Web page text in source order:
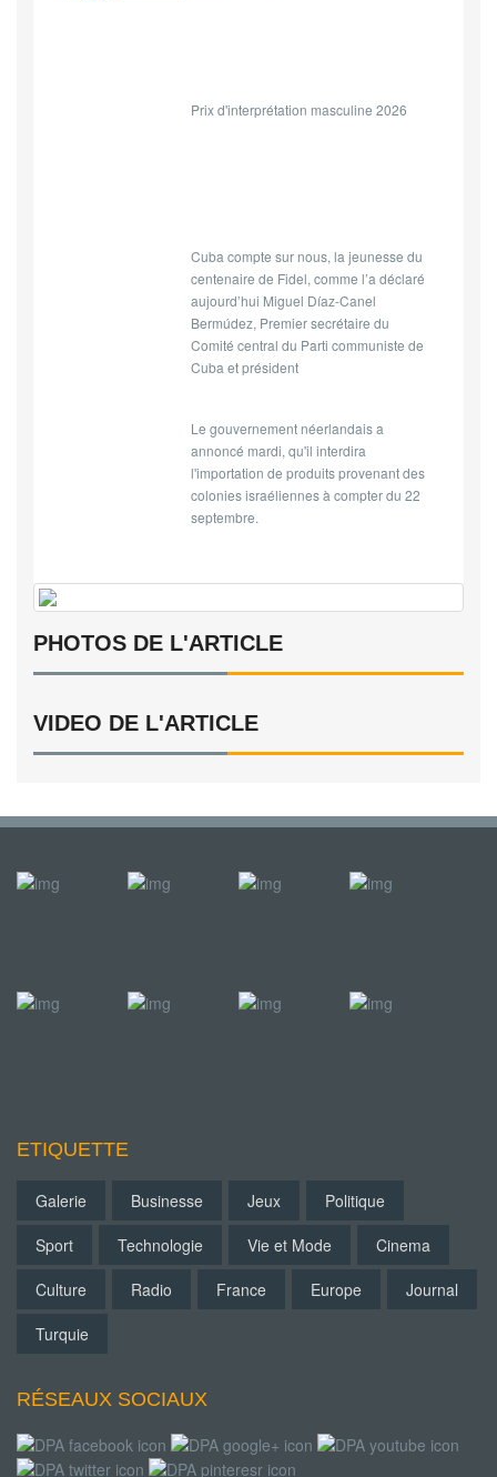
Prix d'interprétation masculine 2026
Cuba compte sur nous, la jeunesse du
centenaire de Fidel, comme l’a déclaré
aujourd’hui Miguel Díaz-Canel
Bermúdez, Premier secrétaire du
Comité central du Parti communiste de
Cuba et président
Le gouvernement néerlandais a
annoncé mardi, qu'il interdira
l'importation de produits provenant des
colonies israéliennes à compter du 22
septembre.
PHOTOS DE L'ARTICLE
VIDEO DE L'ARTICLE
ETIQUETTE
Galerie Businesse Jeux
Politique
Sport
Technologie Vie et Mode
Cinema
Culture
Radio France Europe
Journal
Turquie
RÉSEAUX SOCIAUX